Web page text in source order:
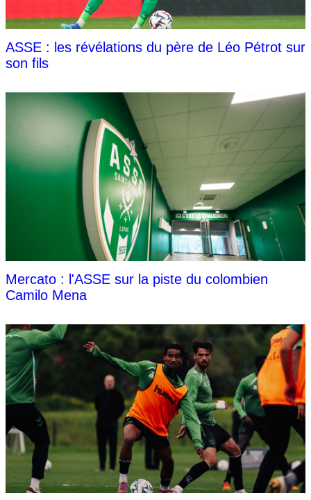
ASSE : les révélations du père de Léo Pétrot sur
son fils
Mercato : l'ASSE sur la piste du colombien
Camilo Mena